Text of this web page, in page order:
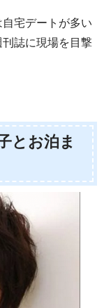
宅デートが多い
誌に現場を目撃
とお泊ま